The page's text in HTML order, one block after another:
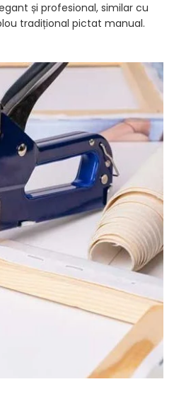
și profesional, similar cu
tradițional pictat manual.